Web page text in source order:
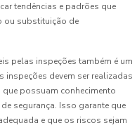
tendências e padrões que
ou substituição de
pelas inspeções também é um
inspeções devem ser realizadas
possuam conhecimento
segurança. Isso garante que
e que os riscos sejam